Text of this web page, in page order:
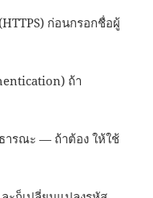
ก่อนกรอกชื่อผู้
ถ้า
ารณะ — ถ้าต้อง ให้ใช้